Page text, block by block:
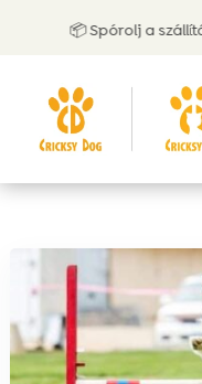
📦 Spórolj a szállításon